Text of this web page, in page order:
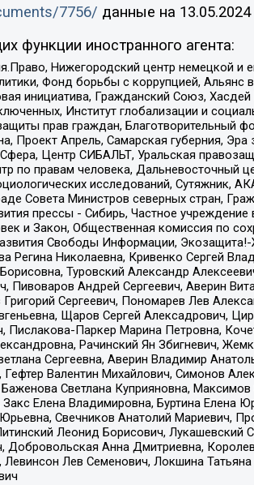
7756/ данные на 13.05.2024
функции иностранного агента:
Нижегородский центр немецкой
Фонд борьбы с коррупцией,
инициатива, Гражданский Союз,
Институт глобализации и
прав граждан,
Проект Апрель, Самарская губерния,
Центр СИБАЛЬТ, Уральская
по правам человека, Дальневосточный
исследований,
Совета Министров северных стран,
прессы - Сибирь, Частное
и Закон, Общественная комиссия по
Свободы Информации,
Регина Николаевна, Кривенко Сергей
Туровский Александр
Пивоваров Андрей Сергеевич, Аверин
Сергеевич, Пономарев Лев
Щаров Сергей Алексадрович,
Пислакова-Паркер Марина Петровна,
Рачинский Ян Збигневич,
Сергеевна, Аверин Владимир
Валентин Михайлович, Симонов
Светлана Куприяновна,
Елена Владимировна, Буртина
Свечников Анатолий Мариевич,
Леонид Борисович,
Добровольская Анна Дмитриевна,
Левинсон Лев Семенович, Локшина